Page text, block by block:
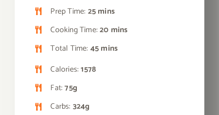
Prep Time: 25 mins
Cooking Time:20 mins
Total Time: 45 mins
Calories:1578
Fat:75g
Carbs: 324g